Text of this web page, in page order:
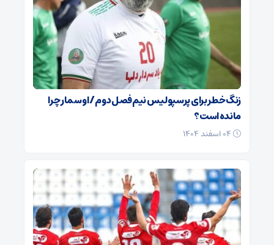
زنگ خطر برای پرسپولیس نیم‌فصل دوم / اوسمار چرا
مانده است؟